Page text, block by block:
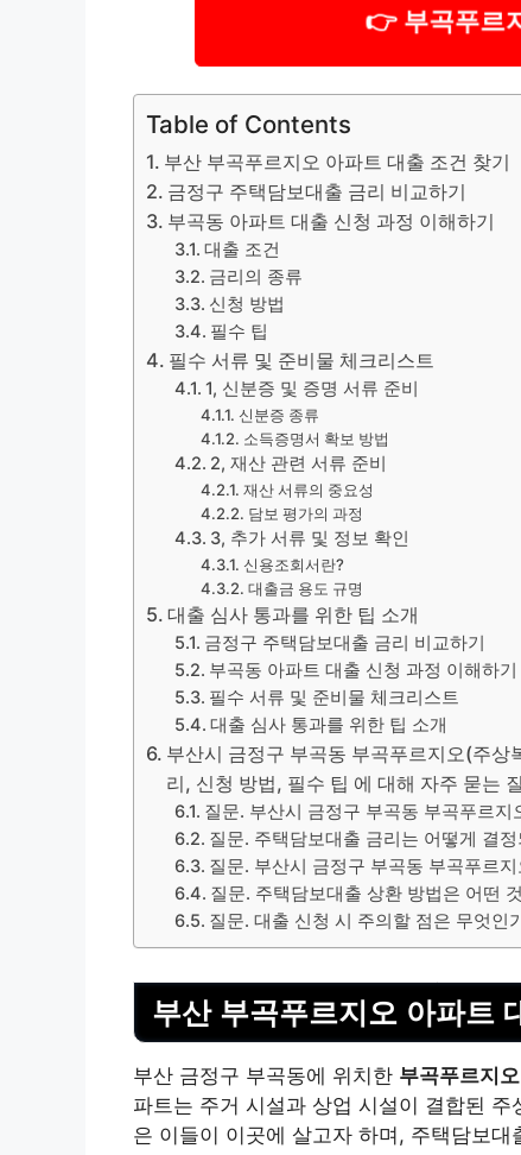
👉 부곡푸르
Table of Contents
부산 부곡푸르지오 아파트 대출 조건 찾기
금정구 주택담보대출 금리 비교하기
부곡동 아파트 대출 신청 과정 이해하기
대출 조건
금리의 종류
신청 방법
필수 팁
필수 서류 및 준비물 체크리스트
1, 신분증 및 증명 서류 준비
신분증 종류
소득증명서 확보 방법
2, 재산 관련 서류 준비
재산 서류의 중요성
담보 평가의 과정
3, 추가 서류 및 정보 확인
신용조회서란?
대출금 용도 규명
대출 심사 통과를 위한 팁 소개
금정구 주택담보대출 금리 비교하기
부곡동 아파트 대출 신청 과정 이해하기
필수 서류 및 준비물 체크리스트
대출 심사 통과를 위한 팁 소개
부산시 금정구 부곡동 부곡푸르지오(주
리, 신청 방법, 필수 팁 에 대해 자주 묻는
질문. 부산시 금정구 부곡동 부곡푸르
질문. 주택담보대출 금리는 어떻게 결
질문. 부산시 금정구 부곡동 부곡푸르
질문. 주택담보대출 상환 방법은 어떤
질문. 대출 신청 시 주의할 점은 무엇인
부산 부곡푸르지오 아파트
부산 금정구 부곡동에 위치한 부곡푸르지
파트는 주거 시설과 상업 시설이 결합된
은 이들이 이곳에 살고자 하며, 주택담보